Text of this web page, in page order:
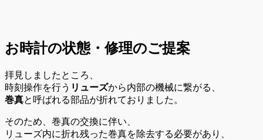
お時計の状態・修理のご提案
拝見しましたところ、
時刻操作を行う リューズから内部の機械に繋がる、
巻真と呼ばれる部品が折れておりました。
そのため、巻真の交換に伴い、
リューズ内に折れ残った巻真を除去する必要があり、